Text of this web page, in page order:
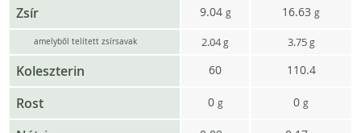
Zsír 9.04 g 16.63 g
amelyből telített zsírsavak 2.04g 3.75 g
Koleszterin 60 110.4
Rost 0 g 0 g